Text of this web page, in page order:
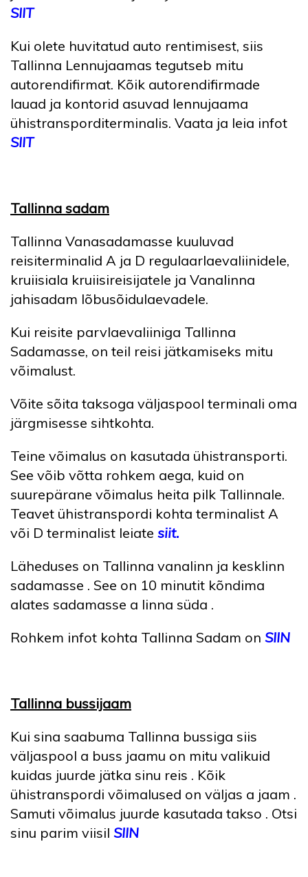
SIIT
Kui olete huvitatud auto rentimisest, siis
Tallinna Lennujaamas tegutseb mitu
autorendifirmat. Kõik autorendifirmade
lauad ja kontorid asuvad lennujaama
ühistransporditerminalis. Vaata ja leia infot
SIIT
Tallinna sadam
Tallinna Vanasadamasse kuuluvad
reisiterminalid A ja D regulaarlaevaliinidele,
kruiisiala kruiisireisijatele ja Vanalinna
jahisadam lõbusõidulaevadele.
Kui reisite parvlaevaliiniga Tallinna
Sadamasse, on teil reisi jätkamiseks mitu
võimalust.
Võite sõita taksoga väljaspool terminali oma
järgmisesse sihtkohta.
Teine võimalus on kasutada ühistransporti.
See võib võtta rohkem aega, kuid on
suurepärane võimalus heita pilk Tallinnale.
Teavet ühistranspordi kohta terminalist A
või D terminalist leiate siit.
Läheduses on Tallinna vanalinn ja kesklinn
sadamasse . See on 10 minutit kõndima
alates sadamasse​​ a linna süda .​
Rohkem infot kohta Tallinna Sadam on SIIN
Tallinna bussijaam
Kui sina saabuma Tallinna bussiga​ siis
väljaspool a buss jaamu on mitu valikuid
kuidas juurde jätka sinu reis . Kõik​
ühistranspordi võimalused on väljas​ a jaam .
Samuti võimalus juurde kasutada takso . Otsi
sinu parim viisil SIIN